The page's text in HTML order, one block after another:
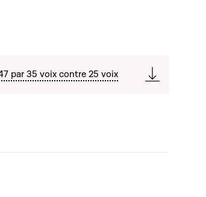
par 35 voix contre 25 voix